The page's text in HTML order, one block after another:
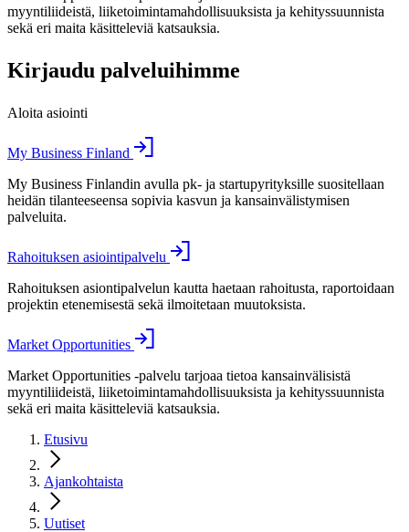
myyntiliideistä, liiketoimintamahdollisuuksista ja kehityssuunnista
sekä eri maita käsitteleviä katsauksia.
Kirjaudu palveluihimme
Aloita asiointi
My Business Finland
My Business Finlandin avulla pk- ja startupyrityksille suositellaan
heidän tilanteeseensa sopivia kasvun ja kansainvälistymisen
palveluita.
Rahoituksen asiointipalvelu
Rahoituksen asiontipalvelun kautta haetaan rahoitusta, raportoidaan
projektin etenemisestä sekä ilmoitetaan muutoksista.
Market Opportunities
Market Opportunities -palvelu tarjoaa tietoa kansainvälisistä
myyntiliideistä, liiketoimintamahdollisuuksista ja kehityssuunnista
sekä eri maita käsitteleviä katsauksia.
Etusivu
Ajankohtaista
Uutiset